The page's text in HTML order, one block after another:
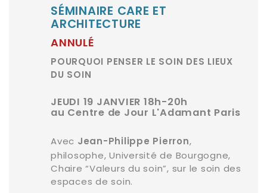
SÉMINAIRE CARE ET
ARCHITECTURE
ANNULÉ
POURQUOI PENSER LE SOIN DES LIEUX
DU SOIN
JEUDI 19 JANVIER 18h-20h
au Centre de Jour L'Adamant Paris
Avec Jean-Philippe Pierron,
philosophe, Université de Bourgogne,
Chaire “Valeurs du soin”, sur le soin des
espaces de soin.